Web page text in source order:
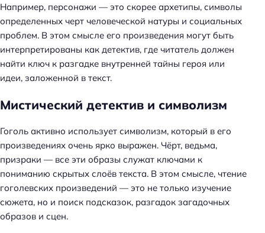
Например, персонажи — это скорее архетипы, символы
определенных черт человеческой натуры и социальных
проблем. В этом смысле его произведения могут быть
интерпретированы как детектив, где читатель должен
найти ключ к разгадке внутренней тайны героя или
идеи, заложенной в текст.
Мистический детектив и символизм
Гоголь активно использует символизм, который в его
произведениях очень ярко выражен. Чёрт, ведьма,
призраки — все эти образы служат ключами к
пониманию скрытых слоёв текста. В этом смысле, чтение
гоголевских произведений — это не только изучение
сюжета, но и поиск подсказок, разгадок загадочных
образов и сцен.